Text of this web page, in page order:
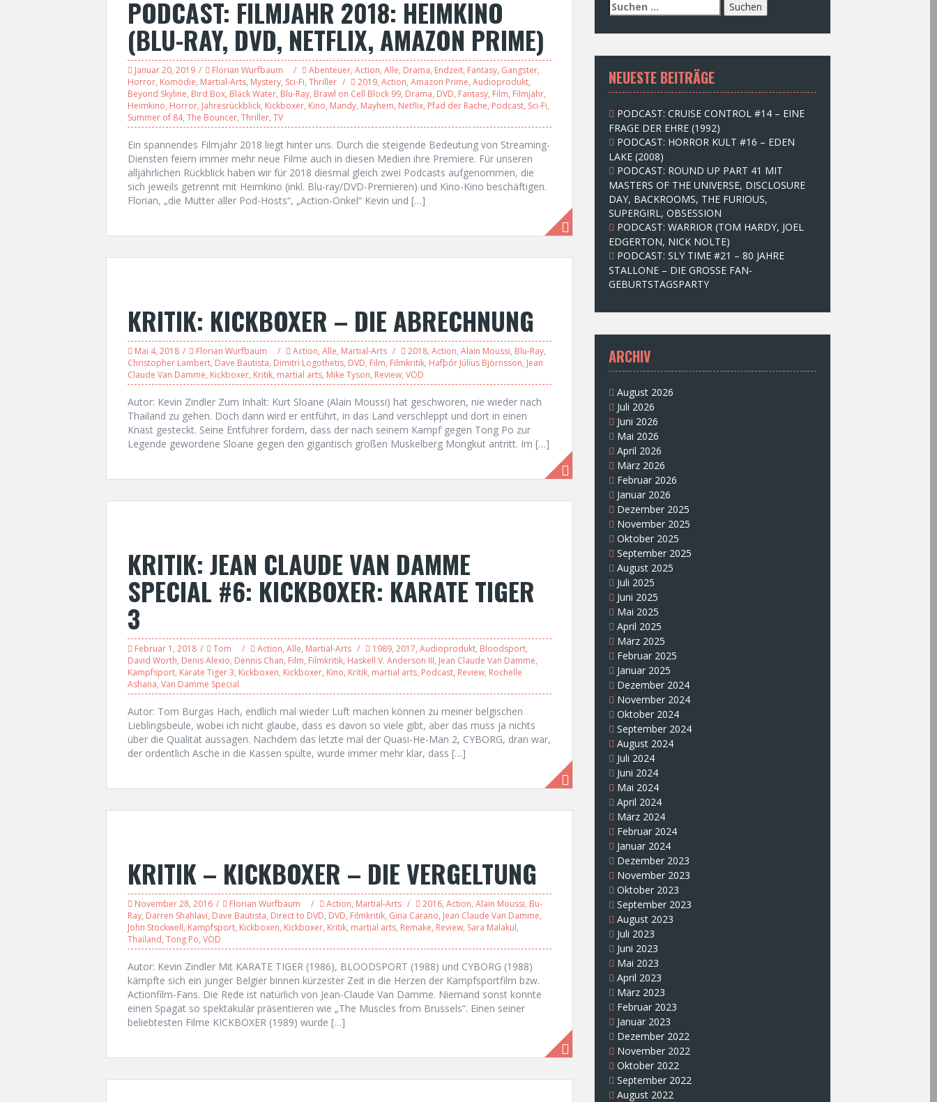
PODCAST: FILMJAHR 2018: HEIMKINO
(BLU-RAY, DVD, NETFLIX, AMAZON PRIME)
Januar 20, 2019 Florian Wurfbaum Abenteuer, Action, Alle, Drama, Endzeit, Fantasy, Gangster,
Horror, Komödie, Martial-Arts, Mystery, Sci-Fi, Thriller 2019, Action, Amazon Prime, Audioprodukt,
Beyond Skyline, Bird Box, Black Water, Blu-Ray, Brawl on Cell Block 99, Drama, DVD, Fantasy, Film, Filmjahr,
Heimkino, Horror, Jahresrückblick, Kickboxer, Kino, Mandy, Mayhem, Netflix, Pfad der Rache, Podcast, Sci-Fi,
Summer of 84, The Bouncer, Thriller, TV
Ein spannendes Filmjahr 2018 liegt hinter uns. Durch die steigende Bedeutung von Streaming-
Diensten feiern immer mehr neue Filme auch in diesen Medien ihre Premiere. Für unseren
alljährlichen Rückblick haben wir für 2018 diesmal gleich zwei Podcasts aufgenommen, die
sich jeweils getrennt mit Heimkino (inkl. Blu-ray/DVD-Premieren) und Kino-Kino beschäftigen.
Florian, „die Mutter aller Pod-Hosts“, „Action-Onkel“ Kevin und […]
KRITIK: KICKBOXER – DIE ABRECHNUNG
Mai 4, 2018 Florian Wurfbaum Action, Alle, Martial-Arts 2018, Action, Alain Moussi, Blu-Ray,
Christopher Lambert, Dave Bautista, Dimitri Logothetis, DVD, Film, Filmkritik, Hafþór Júlíus Björnsson, Jean
Claude Van Damme, Kickboxer, Kritik, martial arts, Mike Tyson, Review, VOD
Autor: Kevin Zindler Zum Inhalt: Kurt Sloane (Alain Moussi) hat geschworen, nie wieder nach
Thailand zu gehen. Doch dann wird er entführt, in das Land verschleppt und dort in einen
Knast gesteckt. Seine Entführer fordern, dass der nach seinem Kampf gegen Tong Po zur
Legende gewordene Sloane gegen den gigantisch großen Muskelberg Mongkut antritt. Im […]
KRITIK: JEAN CLAUDE VAN DAMME
SPECIAL #6: KICKBOXER: KARATE TIGER
3
Februar 1, 2018 Tom Action, Alle, Martial-Arts 1989, 2017, Audioprodukt, Bloodsport,
David Worth, Denis Alexio, Dennis Chan, Film, Filmkritik, Haskell V. Anderson III, Jean Claude Van Damme,
Kampfsport, Karate Tiger 3, Kickboxen, Kickboxer, Kino, Kritik, martial arts, Podcast, Review, Rochelle
Ashana, Van Damme Special
Autor: Tom Burgas Hach, endlich mal wieder Luft machen können zu meiner belgischen
Lieblingsbeule, wobei ich nicht glaube, dass es davon so viele gibt, aber das muss ja nichts
über die Qualität aussagen. Nachdem das letzte mal der Quasi-He-Man 2, CYBORG, dran war,
der ordentlich Asche in die Kassen spülte, wurde immer mehr klar, dass […]
KRITIK – KICKBOXER – DIE VERGELTUNG
November 28, 2016 Florian Wurfbaum Action, Martial-Arts 2016, Action, Alain Moussi, Bu-
Ray, Darren Shahlavi, Dave Bautista, Direct to DVD, DVD, Filmkritik, Gina Carano, Jean Claude Van Damme,
John Stockwell, Kampfsport, Kickboxen, Kickboxer, Kritik, martial arts, Remake, Review, Sara Malakul,
Thailand, Tong Po, VOD
Autor: Kevin Zindler Mit KARATE TIGER (1986), BLOODSPORT (1988) und CYBORG (1988)
kämpfte sich ein junger Belgier binnen kürzester Zeit in die Herzen der Kampfsportfilm bzw.
Actionfilm-Fans. Die Rede ist natürlich von Jean-Claude Van Damme. Niemand sonst konnte
einen Spagat so spektakulär präsentieren wie „The Muscles from Brussels“. Einen seiner
beliebtesten Filme KICKBOXER (1989) wurde […]
S
u
c
e
n
n
c
h
:
NEUESTE BEITRÄGE
PODCAST: CRUISE CONTROL #14 – EINE
FRAGE DER EHRE (1992)
PODCAST: HORROR KULT #16 – EDEN
LAKE (2008)
PODCAST: ROUND UP PART 41 MIT
MASTERS OF THE UNIVERSE, DISCLOSURE
DAY, BACKROOMS, THE FURIOUS,
SUPERGIRL, OBSESSION
PODCAST: WARRIOR (TOM HARDY, JOEL
EDGERTON, NICK NOLTE)
PODCAST: SLY TIME #21 – 80 JAHRE
STALLONE – DIE GROSSE FAN-
GEBURTSTAGSPARTY
ARCHIV
August 2026
Juli 2026
Juni 2026
Mai 2026
April 2026
März 2026
Februar 2026
Januar 2026
Dezember 2025
November 2025
Oktober 2025
September 2025
August 2025
Juli 2025
Juni 2025
Mai 2025
April 2025
März 2025
Februar 2025
Januar 2025
Dezember 2024
November 2024
Oktober 2024
September 2024
August 2024
Juli 2024
Juni 2024
Mai 2024
April 2024
März 2024
Februar 2024
Januar 2024
Dezember 2023
November 2023
Oktober 2023
September 2023
August 2023
Juli 2023
Juni 2023
Mai 2023
April 2023
März 2023
Februar 2023
Januar 2023
Dezember 2022
November 2022
Oktober 2022
September 2022
August 2022